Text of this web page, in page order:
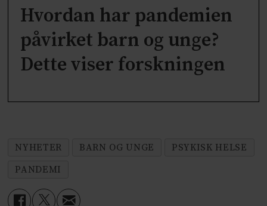
Hvordan har pandemien
påvirket barn og unge?
Dette viser forskningen
NYHETER BARN OG UNGE
PSYKISK HELSE
PANDEMI